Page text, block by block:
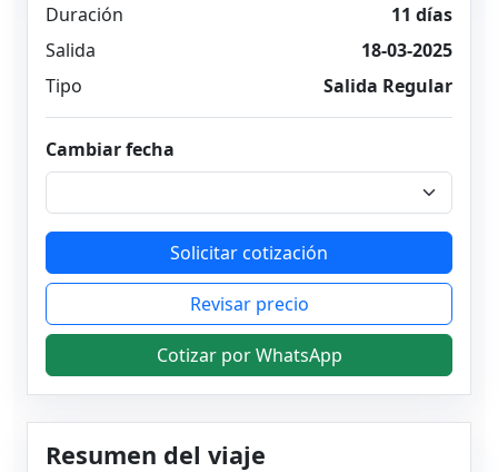
Resumen del viaje
Duración
11 días
Salida
18-03-2025
Tipo
Salida Regular
Cambiar fecha
Solicitar cotización
Revisar precio
Cotizar por WhatsApp